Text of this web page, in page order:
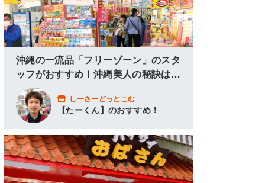
沖縄の一流品「フリーゾーン」のスタ
ッフがおすすめ！沖縄美人の秘訣はこ
こにあり！
しーさーどっとこむ
【たーくん】のおすすめ！